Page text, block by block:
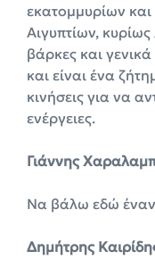
εκατομμυρίων
Αιγυπτίων, κυρίως
βάρκες και
και είναι ένα
κινήσεις για να
ενέργειες.
Γιάννης
Να βάλω εδώ
Δημήτρης